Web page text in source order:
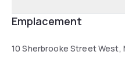
Emplacement
10 Sherbrooke Street West,